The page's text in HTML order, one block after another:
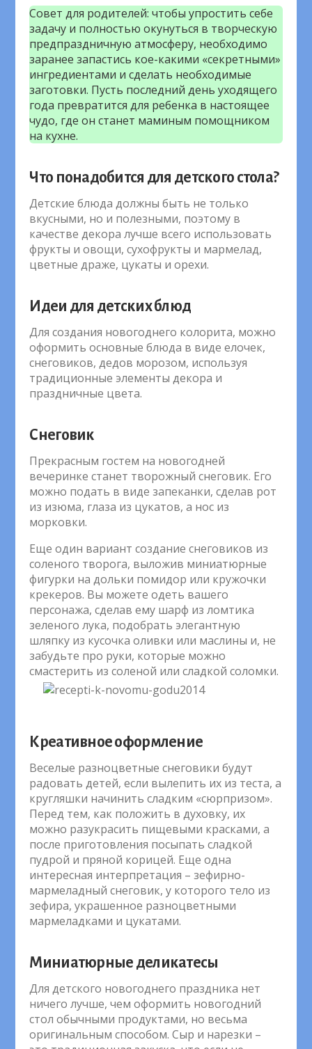
Совет для родителей: чтобы упростить себе
задачу и полностью окунуться в творческую
предпраздничную атмосферу, необходимо
заранее запастись кое-какими «секретными»
ингредиентами и сделать необходимые
заготовки. Пусть последний день уходящего
года превратится для ребенка в настоящее
чудо, где он станет маминым помощником
на кухне.
Что понадобится для детского стола?
Детские блюда должны быть не только
вкусными, но и полезными, поэтому в
качестве декора лучше всего использовать
фрукты и овощи, сухофрукты и мармелад,
цветные драже, цукаты и орехи.
Идеи для детских блюд
Для создания новогоднего колорита, можно
оформить основные блюда в виде елочек,
снеговиков, дедов морозом, используя
традиционные элементы декора и
праздничные цвета.
Снеговик
Прекрасным гостем на новогодней
вечеринке станет творожный снеговик. Его
можно подать в виде запеканки, сделав рот
из изюма, глаза из цукатов, а нос из
морковки.
Еще один вариант создание снеговиков из
соленого творога, выложив миниатюрные
фигурки на дольки помидор или кружочки
крекеров. Вы можете одеть вашего
персонажа, сделав ему шарф из ломтика
зеленого лука, подобрать элегантную
шляпку из кусочка оливки или маслины и, не
забудьте про руки, которые можно
смастерить из соленой или сладкой соломки.
Креативное оформление
Веселые разноцветные снеговики будут
радовать детей, если вылепить их из теста, а
кругляшки начинить сладким «сюрпризом».
Перед тем, как положить в духовку, их
можно разукрасить пищевыми красками, а
после приготовления посыпать сладкой
пудрой и пряной корицей. Еще одна
интересная интерпретация – зефирно-
мармеладный снеговик, у которого тело из
зефира, украшенное разноцветными
мармеладками и цукатами.
Миниатюрные деликатесы
Для детского новогоднего праздника нет
ничего лучше, чем оформить новогодний
стол обычными продуктами, но весьма
оригинальным способом. Сыр и нарезки –